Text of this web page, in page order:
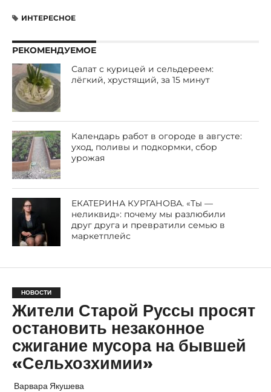
ИНТЕРЕСНОЕ
РЕКОМЕНДУЕМОЕ
Салат с курицей и сельдереем:
лёгкий, хрустящий, за 15 минут
Календарь работ в огороде в августе:
уход, поливы и подкормки, сбор
урожая
ЕКАТЕРИНА КУРГАНОВА. «Ты —
неликвид»: почему мы разлюбили
друг друга и превратили семью в
маркетплейс
НОВОСТИ
Жители Старой Руссы просят
остановить незаконное
сжигание мусора на бывшей
«Сельхозхимии»
Варвара Якушева